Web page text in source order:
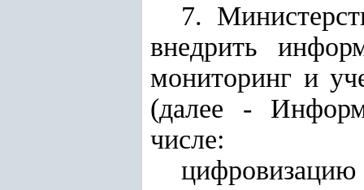
7.
внедрить
мониторинг и
(далее -
числе: